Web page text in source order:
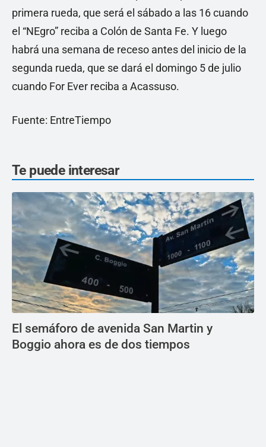
primera rueda, que será el sábado a las 16 cuando
el “NEgro” reciba a Colón de Santa Fe. Y luego
habrá una semana de receso antes del inicio de la
segunda rueda, que se dará el domingo 5 de julio
cuando For Ever reciba a Acassuso.
Fuente: EntreTiempo
Te puede interesar
El semáforo de avenida San Martin y
Boggio ahora es de dos tiempos